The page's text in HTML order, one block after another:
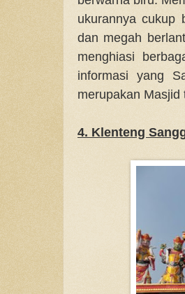
ukurannya cukup
dan megah
menghiasi
informasi yang
merupakan
4. Klenteng